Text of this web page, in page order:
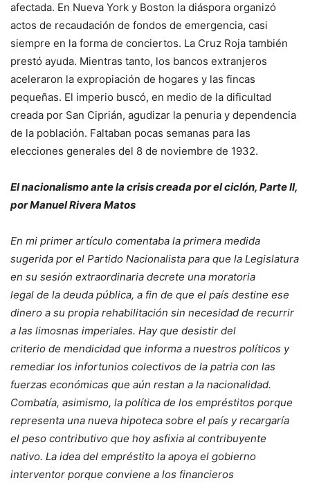
afectada. En Nueva York y Boston la diáspora organizó
actos de recaudación de fondos de emergencia, casi
siempre en la forma de conciertos. La Cruz Roja también
prestó ayuda. Mientras tanto, los bancos extranjeros
aceleraron la expropiación de hogares y las fincas
pequeñas. El imperio buscó, en medio de la dificultad
creada por San Ciprián, agudizar la penuria y dependencia
de la población. Faltaban pocas semanas para las
elecciones generales del 8 de noviembre de 1932.
El nacionalismo ante la crisis creada por el ciclón, Parte II,
por Manuel Rivera Matos
En mi primer artículo comentaba la primera medida
sugerida por el Partido Nacionalista para que la Legislatura
en su sesión extraordinaria decrete una moratoria
legal de la deuda pública, a fin de que el país destine ese
dinero a su propia rehabilitación sin necesidad de recurrir
a las limosnas imperiales. Hay que desistir del
criterio de mendicidad que informa a nuestros políticos y
remediar los infortunios colectivos de la patria con las
fuerzas económicas que aún restan a la nacionalidad.
Combatía, asimismo, la política de los empréstitos porque
representa una nueva hipoteca sobre el país y recargaría
el peso contributivo que hoy asfixia al contribuyente
nativo. La idea del empréstito la apoya el gobierno
interventor porque conviene a los financieros